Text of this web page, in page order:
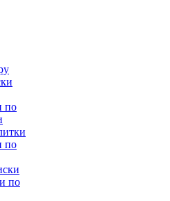
по
по
по